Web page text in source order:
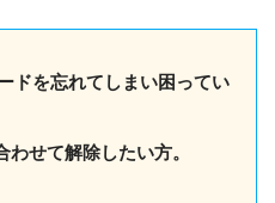
ドを忘れてしまい困ってい
せて解除したい方。